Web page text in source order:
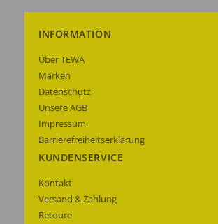
INFORMATION
Über TEWA
Marken
Datenschutz
Unsere AGB
Impressum
Barrierefreiheitserklärung
KUNDENSERVICE
Kontakt
Versand & Zahlung
Retoure